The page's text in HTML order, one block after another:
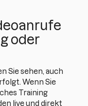
oder
Sie sehen, auch
Wenn Sie
Training
live und direkt